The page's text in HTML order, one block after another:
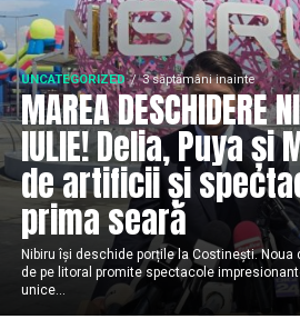
UNCATEGORIZED 3 săptămâni inainte
MAREA DESCHIDERE
IULIE! Delia, Puya
de artificii și
prima seară
Nibiru își deschide porțile la Costinești.
de pe litoral promite spectacole
unice...